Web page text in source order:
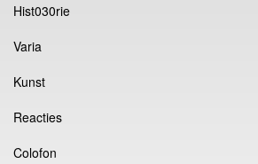
Hist030rie
Varia
Kunst
Reacties
Colofon